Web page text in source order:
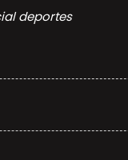
deportes